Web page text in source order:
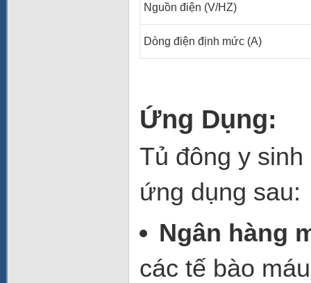
Nguồn điện (V/HZ)
Dòng điện định mức (A)
Ứng Dụng:
Tủ đông y
ứng dụng sau:
Ngân hàng
các tế bào